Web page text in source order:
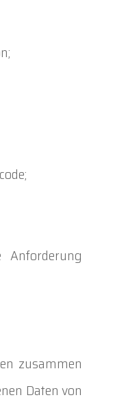
zusammen
Daten von